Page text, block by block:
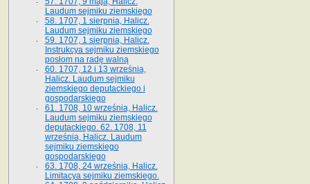
Laudum sejmiku ziemskiego
58. 1707, 1 sierpnia, Halicz.
Laudum sejmiku ziemskiego
59. 1707, 1 sierpnia, Halicz.
Instrukcya sejmiku ziemskiego
posłom na radę walną
60. 1707, 12 i 13 września,
Halicz. Laudum sejmiku
ziemskiego deputackiego i
gospodarskiego
61. 1708, 10 września, Halicz.
Laudum sejmiku ziemskiego
deputackiego. 62. 1708, 11
września, Halicz. Laudum
sejmiku ziemskiego
gospodarskiego
63. 1708, 24 września, Halicz.
Limitacya sejmiku ziemskiego.